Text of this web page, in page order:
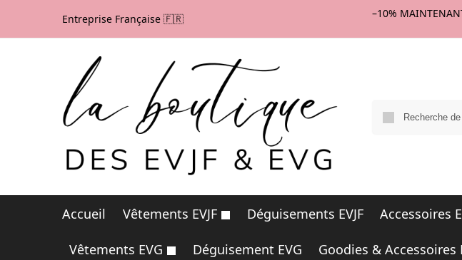
Entreprise Française 🇫🇷 –10%
Accueil Vêtements EVJF Déguisements EVJF Accessoires
Vêtements EVG Déguisement EVG Goodies & Accessoires